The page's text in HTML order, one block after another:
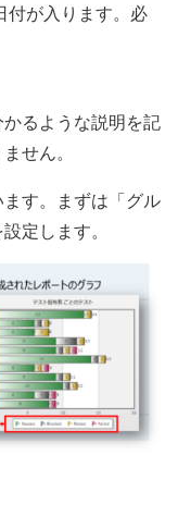
付が入ります。必
るような説明を記
せん。
す。まずは「グル
定します。